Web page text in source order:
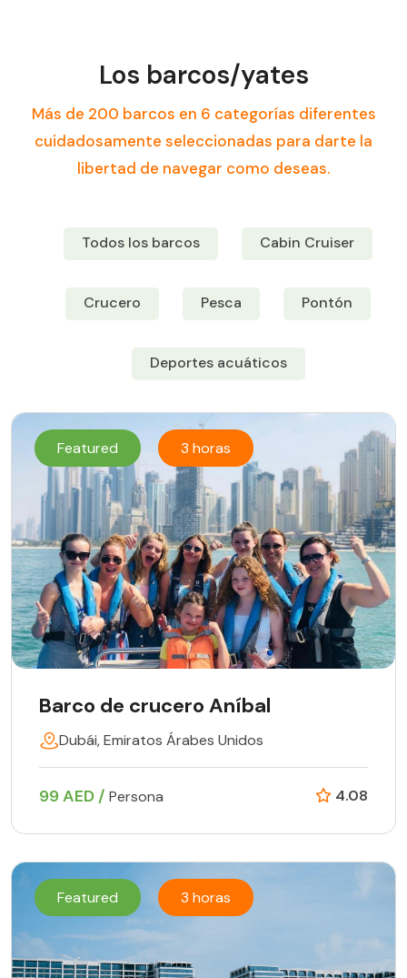
Los barcos/yates
Más de 200 barcos en 6 categorías diferentes
cuidadosamente seleccionadas para darte la
libertad de navegar como deseas.
Todos los barcos Cabin Cruiser
Crucero Pesca Pontón
Deportes acuáticos
Featured 3 horas
Barco de crucero Aníbal
Dubái, Emiratos Árabes Unidos
99 AED / Persona 4.08
Featured 3 horas